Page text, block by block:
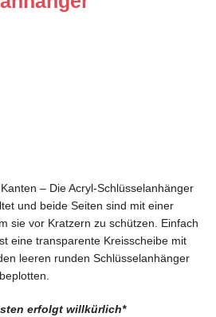
– Die Acryl-Schlüsselanhänger
und beide Seiten sind mit einer
sie vor Kratzern zu schützen. Einfach
eine transparente Kreisscheibe mit
leeren runden Schlüsselanhänger
erfolgt willkürlich*